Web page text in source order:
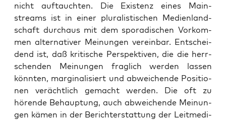
nicht auf­tauch­ten. Die Exis­tenz eines Main­
streams ist in einer plu­ra­lis­ti­schen Medi­en­land­
schaft durch­aus mit dem spo­ra­di­schen Vor­kom­
men alter­na­ti­ver Mei­nun­gen ver­ein­bar. Ent­schei­
dend ist, daß kri­ti­sche Per­spek­ti­ven, die die herr­
schen­den Mei­nun­gen frag­lich wer­den las­sen
könn­ten, mar­gi­na­li­siert und abwei­chen­de Posi­tio­
nen ver­ächt­lich gemacht wer­den. Die oft zu
hören­de Behaup­tung, auch abwei­chen­de Mei­nun­
gen kämen in der Bericht­erstat­tung der Leit­me­di­